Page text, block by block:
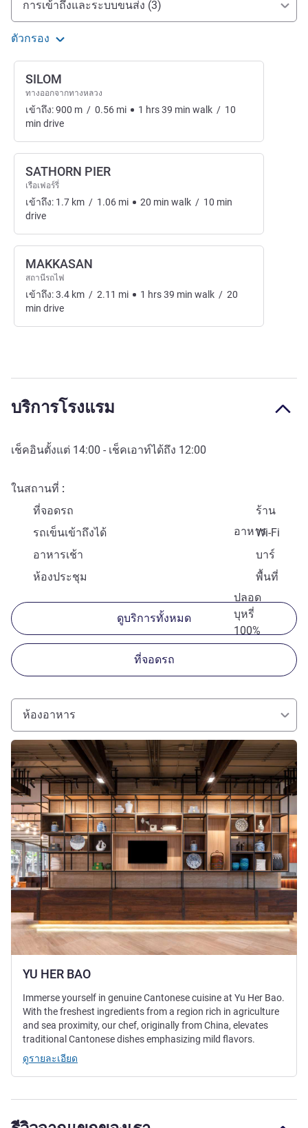
การเข้าถึงและระบบขนส่ง (3)
ตัวกรอง
SILOM
ทางออกจากทางหลวง
เข้าถึง:900 m / 0.56 mi 1 hrs39 min walk / 10
min drive
SATHORN PIER
เรือเฟอร์รี่
เข้าถึง: 1.7 km / 1.06 mi 20 min walk / 10 min
drive
MAKKASAN
สถานีรถไฟ
เข้าถึง:3.4 km / 2.11 mi 1 hrs39 min walk / 20
min drive
บริการโรงแรม
เช็คอินตั้งแต่ 14:00 - เช็คเอาท์ได้ถึง 12:00
ในสถานที่
ที่จอดรถ
ร้าน
อาหาร
รถเข็นเข้าถึงได้
Wi-Fi
อาหารเช้า
บาร์
ห้องประชุม
พื้นที่
ปลอด
บุหรี่
100%
ดูบริการทั้งหมด
ที่จอดรถ
ห้องอาหาร
YU HER BAO
ดูรายละเอียด
Immerse yourself in genuine Cantonese cuisine at Yu Her Bao.
With the freshest ingredients from a region rich in agriculture
and sea proximity, our chef, originally from China, elevates
traditional Cantonese dishes emphasizing mild flavors.
ดูรายละเอียด